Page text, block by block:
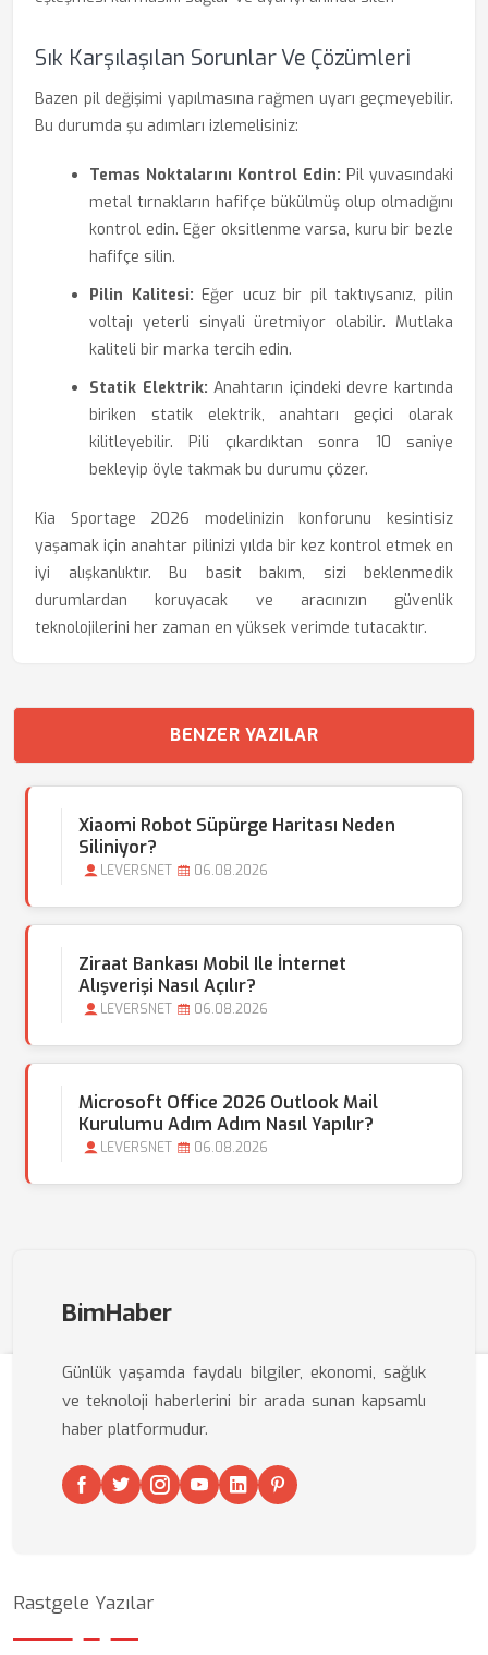
Sık Karşılaşılan Sorunlar Ve Çözümleri
Bazen pil değişimi yapılmasına rağmen uyarı geçmeyebilir.
Bu durumda şu adımları izlemelisiniz:
Temas Noktalarını Kontrol Edin: Pil yuvasındaki
metal tırnakların hafifçe bükülmüş olup olmadığını
kontrol edin. Eğer oksitlenme varsa, kuru bir bezle
hafifçe silin.
Pilin Kalitesi: Eğer ucuz bir pil taktıysanız, pilin
voltajı yeterli sinyali üretmiyor olabilir. Mutlaka
kaliteli bir marka tercih edin.
Statik Elektrik: Anahtarın içindeki devre kartında
biriken statik elektrik, anahtarı geçici olarak
kilitleyebilir. Pili çıkardıktan sonra 10 saniye
bekleyip öyle takmak bu durumu çözer.
Kia Sportage 2026 modelinizin konforunu kesintisiz
yaşamak için anahtar pilinizi yılda bir kez kontrol etmek en
iyi alışkanlıktır. Bu basit bakım, sizi beklenmedik
durumlardan koruyacak ve aracınızın güvenlik
teknolojilerini her zaman en yüksek verimde tutacaktır.
BENZER YAZILAR
Xiaomi Robot Süpürge Haritası Neden
Siliniyor?
LEVERSNET 06.08.2026
Ziraat Bankası Mobil Ile İnternet
Alışverişi Nasıl Açılır?
LEVERSNET 06.08.2026
Microsoft Office 2026 Outlook Mail
Kurulumu Adım Adım Nasıl Yapılır?
LEVERSNET 06.08.2026
BimHaber
Günlük yaşamda faydalı bilgiler, ekonomi, sağlık
ve teknoloji haberlerini bir arada sunan kapsamlı
haber platformudur.
Rastgele Yazılar